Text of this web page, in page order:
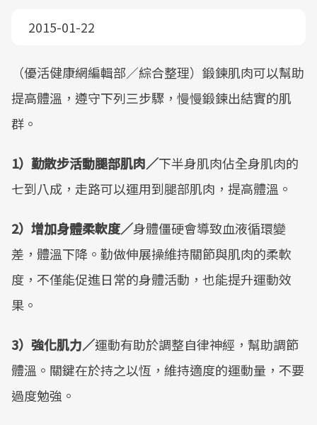
2015-01-22
（優活健康網編輯部／綜合整理）鍛鍊肌肉可以幫助
提高體溫，遵守下列三步驟，慢慢鍛鍊出結實的肌
群。
1）勤散步活動腿部肌肉／下半身肌肉佔全身肌肉的
七到八成，走路可以運用到腿部肌肉，提高體溫。
2）增加身體柔軟度／身體僵硬會導致血液循環變
差，體溫下降。勤做伸展操維持關節與肌肉的柔軟
度，不僅能促進日常的身體活動，也能提升運動效
果。
3）強化肌力／運動有助於調整自律神經，幫助調節
體溫。關鍵在於持之以恆，維持適度的運動量，不要
過度勉強。